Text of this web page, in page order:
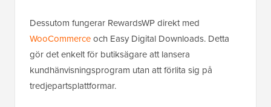
Dessutom fungerar RewardsWP direkt med
WooCommerceoch Easy Digital Downloads. Detta
gör det enkelt för butiksägare att lansera
kundhänvisningsprogram utan att förlita sig på
tredjepartsplattformar.